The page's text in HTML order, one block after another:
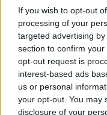
If you wish to opt-out
processing of your
targeted advertising
section to confirm
opt-out request is
interest-based ads
us or personal
your opt-out. You may
disclosure of your
delle attività di
l’attivazione del
nel rispetto delle
e di
accade nella
«Visti anche i
per sostenere il